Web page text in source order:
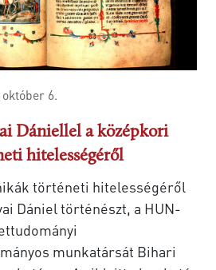
október 6.
Dániellel a középkori
hitelességéről
történeti hitelességéről
Dániel történészt, a HUN-
munkatársát Bihari